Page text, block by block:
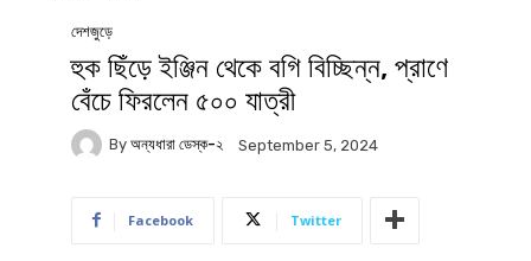
দেশজুড়ে
হুক ছিঁড়ে ইঞ্জিন থেকে বগি বিচ্ছিন্ন, প্রাণে
বেঁচে ফিরলেন ৫০০ যাত্রী
By অন্যধারা ডেস্ক-২ September 5, 2024
Facebook Twitter